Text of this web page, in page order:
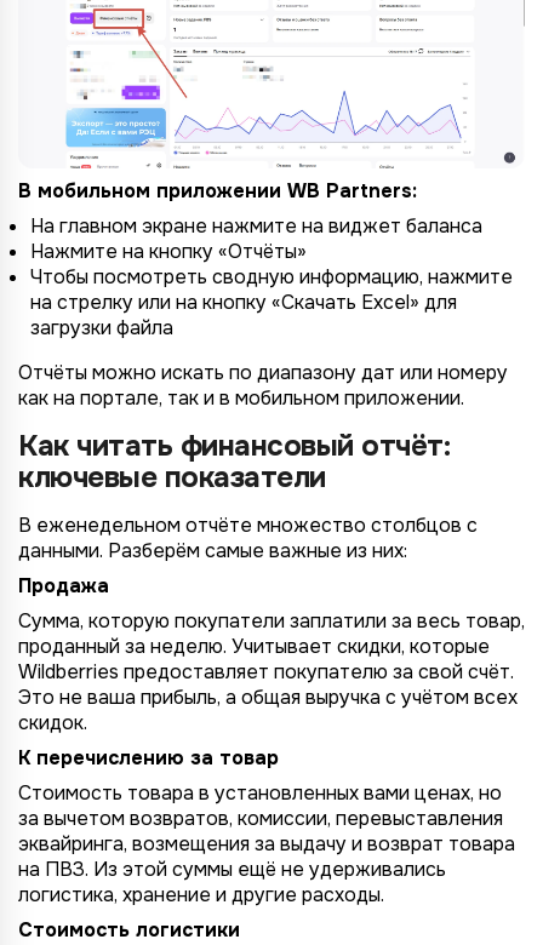
В мобильном приложении WB Partners:
На главном экране нажмите на виджет баланса
Нажмите на кнопку «Отчёты»
Чтобы посмотреть сводную информацию, нажмите
на стрелку или на кнопку «Скачать Excel» для
загрузки файла
Отчёты можно искать по диапазону дат или номеру
как на портале, так и в мобильном приложении.
Как читать финансовый отчёт:
ключевые показатели
В еженедельном отчёте множество столбцов с
данными. Разберём самые важные из них:
Продажа
Сумма, которую покупатели заплатили за весь товар,
проданный за неделю. Учитывает скидки, которые
Wildberries предоставляет покупателю за свой счёт.
Это не ваша прибыль, а общая выручка с учётом всех
скидок.
К перечислению за товар
Стоимость товара в установленных вами ценах, но
за вычетом возвратов, комиссии, перевыставления
эквайринга, возмещения за выдачу и возврат товара
на ПВЗ. Из этой суммы ещё не удерживались
логистика, хранение и другие расходы.
Стоимость логистики